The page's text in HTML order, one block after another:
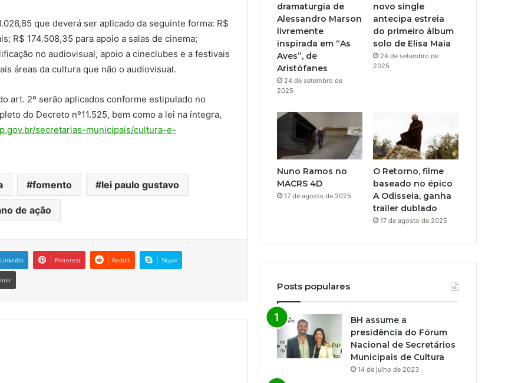
que deverá ser aplicado da seguinte forma: R$
R$ 174.508,35 para apoio a salas de cinema;
no audiovisual, apoio a cineclubes e a festivais
áreas da cultura que não o audiovisual.
art. 2º serão aplicados conforme estipulado no
do Decreto nº11.525, bem como a lei na íntegra,
secretarias-municipais/cultura-e-
fomento lei paulo gustavo
de ação
Linkedin Pinterest Reddit Skype
m
dramaturgia de
Alessandro Marson
livremente
inspirada em “As
Aves”, de
Aristófanes
24 de setembro de
2025
novo single
antecipa estreia
do primeiro álbum
solo de Elisa Maia
24 de setembro de
2025
Nuno Ramos no
MACRS 4D
17 de agosto de 2025
O Retorno, filme
baseado no épico
A Odisseia, ganha
trailer dublado
17 de agosto de 2025
Posts populares
BH assume a
presidência do Fórum
Nacional de Secretários
Municipais de Cultura
14 de julho de 2023